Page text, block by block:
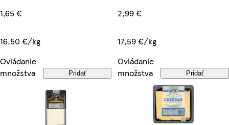
1,65 €
16,50 €/kg
Ovládanie
množstva
Pridať
2,99 €
17,59 €/kg
Ovládanie
množstva
Pridať